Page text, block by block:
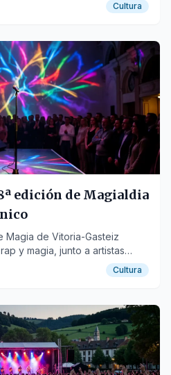
Cultura
edición de Magialdia
Magia de Vitoria-Gasteiz
y magia, junto a artistas
de septiembre.
Cultura